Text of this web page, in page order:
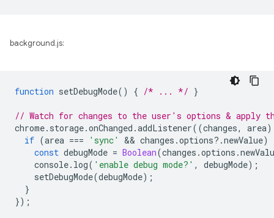
background.js:
function setDebugMode() { /* ... */ }
// Watch for changes to the user's options & apply
chrome. storage.onChanged .addListener((changes, area)
if (area === 'sync' && changes .options? .newValue)
const debugMode = Boolean(changes .options .
console. log( 'enable debug mode?' , debugMode);
setDebugMode(debugMode);
}
});